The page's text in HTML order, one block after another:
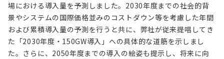
場における導入量を予測しました。2030年度までの社会的背
景やシステムの国際価格並みのコストダウン等を考慮した年間
および累積導入量の予測を行うと共に、弊社が従来提唱してき
た「2030年度・150GW導入」への具体的な道筋を示しまし
た。さらに、2050年度までの導入の絵姿も提示し、将来に向